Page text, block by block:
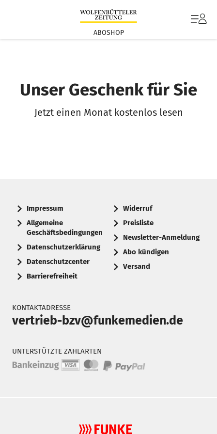
ABOSHOP
Unser Geschenk für Sie
Jetzt einen Monat kostenlos lesen
Impressum
Allgemeine
Geschäftsbedingungen
Datenschutzerklärung
Datenschutzcenter
Barrierefreiheit
Widerruf
Preisliste
Newsletter-Anmeldung
Abo kündigen
Versand
KONTAKTADRESSE
vertrieb-bzv@funkemedien.de
UNTERSTÜTZTE ZAHLARTEN